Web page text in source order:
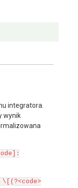
integratora.
wynik
\[(?<code>